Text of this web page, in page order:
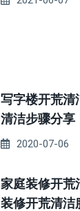
写字楼开荒清
清洁步骤分享
2020-07-06
家庭装修开荒
装修开荒清洁